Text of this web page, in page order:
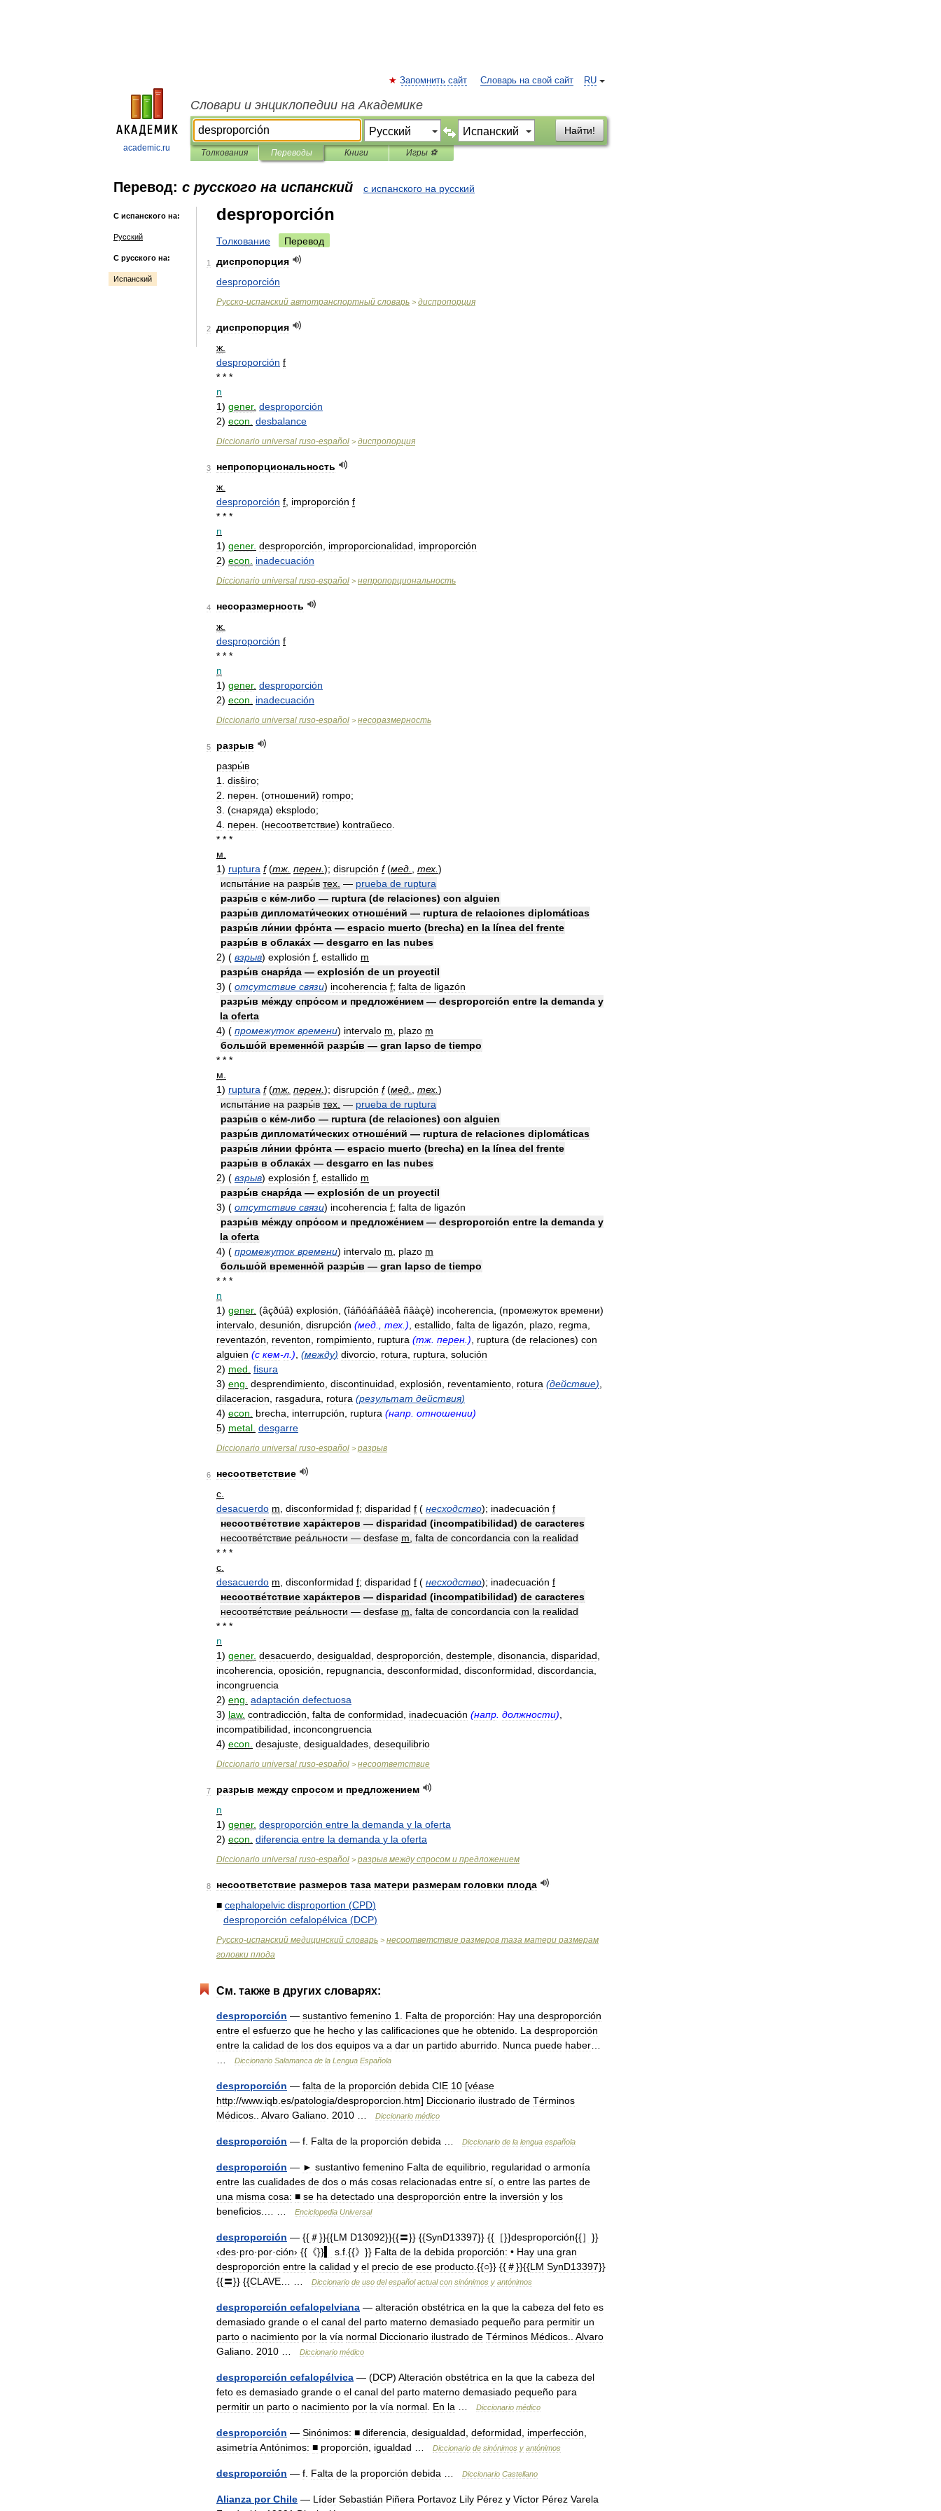
academic.ru
RU
Запомнить сайт Словарь на свой сайт
Словари и энциклопедии на Академике
Найти!
Толкования Переводы Книги Игры ⚽
Перевод: с русского на испанский с испанского на русский
С испанского на:
Русский
С русского на:
Испанский
desproporción
Толкование Перевод
1
диспропорция
desproporción
Русско-испанский автотранспортный словарь > диспропорция
2
диспропорция
ж
desproporción f
* * *
n
1) gener. desproporción
2) econ desbalance
Diccionario universal ruso-español > диспропорция
3
непропорциональность
ж
desproporción f improporción f
* * *
n
1) gener. desproporción improporcionalidad
improporción
2) econ inadecuación
Diccionario universal ruso-español > непропорциональность
4
несоразмерность
ж
desproporción f
* * *
n
1) gener. desproporción
2) econ inadecuación
Diccionario universal ruso-español > несоразмерность
5
разрыв
разры́в
1
disŝiro;
2
перен . (отношений) rompo;
3 . (снаряда) eksplodo;
4 перен . (несоответствие) kontraŭeco
* * *
м
1) ruptura f(тж перен ); disrupción f(мед тех )
испыта́ние на разры́в тех — prueba de ruptura
разры́в с ке́м-либо — ruptura (de relaciones) con alguien
разры́в дипломати́ческих отноше́ний — ruptura de relaciones diplomáticas
разры́в ли́нии фро́нта — espacio muerto (brecha) en la línea del frente
разры́в в облака́х — desgarro en las nubes
2) ( взрыв) explosión f estallido m
разры́в снаря́да — explosión de un proyectil
3) ( отсутствие связи) incoherencia f; falta de ligazón
разры́в ме́жду спро́сом и предложе́нием — desproporción entre la demanda y
la oferta
4) ( промежуток времени) intervalo m plazo m
большо́й временно́й разры́в — gran lapso de tiempo
* * *
м
1) ruptura f(тж перен ); disrupción f(мед тех )
испыта́ние на разры́в тех — prueba de ruptura
разры́в с ке́м-либо — ruptura (de relaciones) con alguien
разры́в дипломати́ческих отноше́ний — ruptura de relaciones diplomáticas
разры́в ли́нии фро́нта — espacio muerto (brecha) en la línea del frente
разры́в в облака́х — desgarro en las nubes
2) ( взрыв) explosión f estallido m
разры́в снаря́да — explosión de un proyectil
3) ( отсутствие связи) incoherencia f; falta de ligazón
разры́в ме́жду спро́сом и предложе́нием — desproporción entre la demanda y
la oferta
4) ( промежуток времени) intervalo m plazo m
большо́й временно́й разры́в — gran lapso de tiempo
* * *
n
1) gener. (âçðúâ) explosión , (îáñóáñáâèå ñâàçè) incoherencia , (промежуток времени)
intervalo desunión disrupción (мед тех .) estallido falta de ligazón plazo regma
reventazón
reventon rompimiento ruptura (тж перен .) ruptura (de relaciones) con
alguien (с кем-л .) (между) divorcio rotura ruptura solución
2) med fisura
3) eng desprendimiento discontinuidad explosión reventamiento rotura (действие)
dilaceracion
rasgadura rotura (результат действия)
4) econ brecha interrupción ruptura (напр отношении)
5) metal desgarre
Diccionario universal ruso-español > разрыв
6
несоответствие
с
desacuerdo m disconformidad f; disparidad f ( несходство); inadecuación f
несоотве́тствие хара́ктеров — disparidad (incompatibilidad) de caracteres
несоотве́тствие реа́льности — desfase m falta de concordancia con la realidad
* * *
с
desacuerdo m disconformidad f; disparidad f ( несходство); inadecuación f
несоотве́тствие хара́ктеров — disparidad (incompatibilidad) de caracteres
несоотве́тствие реа́льности — desfase m falta de concordancia con la realidad
* * *
n
1) gener. desacuerdo desigualdad desproporción destemple disonancia disparidad
incoherencia oposición repugnancia desconformidad disconformidad discordancia
incongruencia
2) eng adaptación defectuosa
3) law. contradicción falta de conformidad inadecuación (напр должности)
incompatibilidad
inconcongruencia
4) econ desajuste desigualdades desequilibrio
Diccionario universal ruso-español > несоответствие
7 разрыв между спросом и предложением
n
1) gener. desproporción entre la demanda y la oferta
2) econ diferencia entre la demanda y la oferta
Diccionario universal ruso-español > разрыв между спросом и предложением
8 несоответствие размеров таза матери размерам головки плода
■ cephalopelvic disproportion (CPD)
desproporción cefalopélvica (DCP)
Русско-испанский медицинский словарь > несоответствие размеров таза матери размерам
головки плода
См. также в других словарях:
desproporción — sustantivo femenino 1 Falta de proporción: Hay una desproporción
entre el esfuerzo que he hecho y las calificaciones que he obtenido La desproporción
entre la calidad de los dos equipos va a dar un partido aburrido Nunca puede haber
Diccionario Salamanca de la Lengua Española
desproporción — falta de la proporción debida CIE 10 [véase
http://www. iqb es/patologia/desproporcion htm] Diccionario ilustrado de Términos
Médicos
Alvaro Galiano 2010 Diccionario médico
desproporción — f Falta de la proporción debida Diccionario de la lengua española
desproporción — ► sustantivo femenino Falta de equilibrio regularidad o armonía
entre las cualidades de dos o más cosas relacionadas entre sí o entre las partes de
una misma cosa: ■ se ha detectado una desproporción entre la inversión y los
beneficios
Enciclopedia Universal
desproporción — {{＃}}{{LM D13092}}{{〓}} {{SynD13397}} {{ ［}}desproporción{{］ }}
‹des·pro·por·ción› {{《}} s f .{{》}} Falta de la debida proporción: • Hay una gran
desproporción entre la calidad y el precio de ese producto .{{○}} {{＃}}{{LM SynD13397}}
{{〓}} {{CLAVE Diccionario de uso del español actual con sinónimos y antónimos
desproporción cefalopelviana — alteración obstétrica en la que la cabeza del feto es
demasiado grande o el canal del parto materno demasiado pequeño para permitir un
parto o nacimiento por la vía normal Diccionario ilustrado de Términos Médicos
Alvaro
Galiano 2010 Diccionario médico
desproporción cefalopélvica — (DCP) Alteración obstétrica en la que la cabeza del
feto es demasiado grande o el canal del parto materno demasiado pequeño para
permitir un parto o nacimiento por la vía normal En la Diccionario médico
desproporción — Sinónimos: ■ diferencia desigualdad deformidad imperfección
asimetría Antónimos: ■ proporción igualdad Diccionario de sinónimos y antónimos
desproporción — f Falta de la proporción debida Diccionario Castellano
Alianza por Chile — Líder Sebastián Piñera Portavoz Lily Pérez y Víctor Pérez Varela